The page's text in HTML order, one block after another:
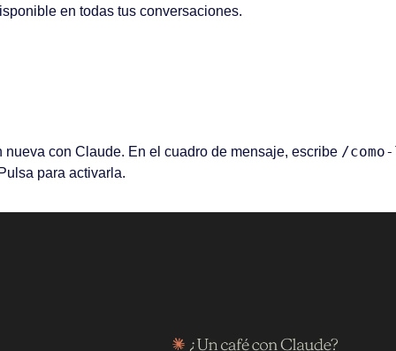
en todas tus conversaciones.
nueva con Claude. En el cuadro de mensaje, escribe /
para activarla.